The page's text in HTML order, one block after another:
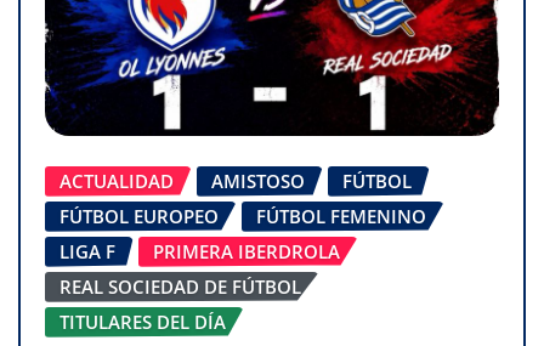
ACTUALIDAD AMISTOSO
FÚTBOL
FÚTBOL EUROPEO
FÚTBOL FEMENINO
LIGA F
PRIMERA IBERDROLA
REAL SOCIEDAD DE FÚTBOL
TITULARES DEL DÍA